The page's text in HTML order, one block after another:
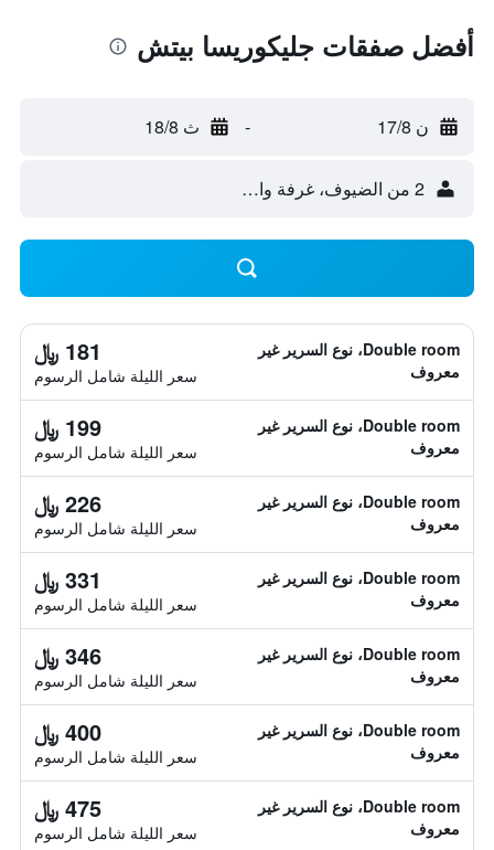
أفضل صفقات جليكوريسا بيتش
ن 17/8 - ث 18/8
2 من الضيوف، غرفة واحدة
Double room، نوع السرير غير
معروف
181 ﷼
سعر الليلة شامل الرسوم
Double room، نوع السرير غير
معروف
199 ﷼
سعر الليلة شامل الرسوم
Double room، نوع السرير غير
معروف
226 ﷼
سعر الليلة شامل الرسوم
Double room، نوع السرير غير
معروف
331 ﷼
سعر الليلة شامل الرسوم
Double room، نوع السرير غير
معروف
346 ﷼
سعر الليلة شامل الرسوم
Double room، نوع السرير غير
معروف
400 ﷼
سعر الليلة شامل الرسوم
Double room، نوع السرير غير
معروف
475 ﷼
سعر الليلة شامل الرسوم